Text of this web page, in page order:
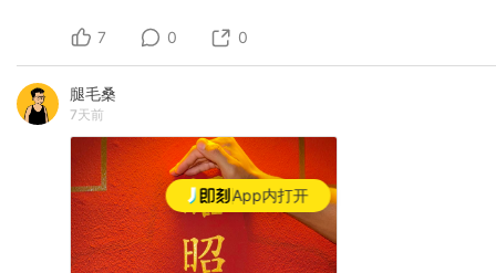
App内打开
7 0 0
腿毛桑
7天前